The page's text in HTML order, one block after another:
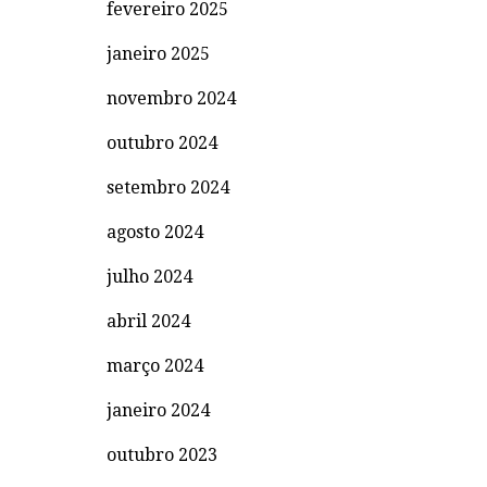
fevereiro 2025
janeiro 2025
novembro 2024
outubro 2024
setembro 2024
agosto 2024
julho 2024
abril 2024
março 2024
janeiro 2024
outubro 2023